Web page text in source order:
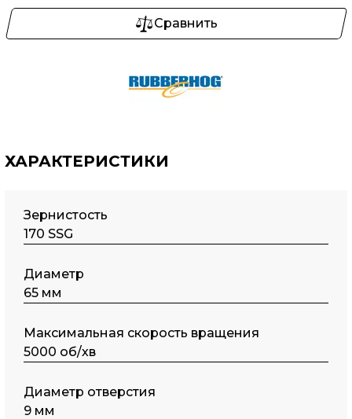
Сравнить
ХАРАКТЕРИСТИКИ
Зернистость
170 SSG
Диаметр
65 мм
Максимальная скорость вращения
5000 об/хв
Диаметр отверстия
9 мм